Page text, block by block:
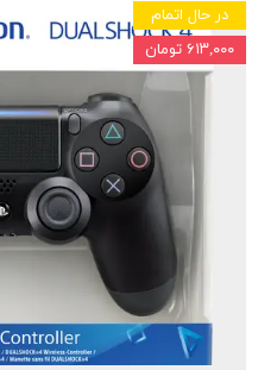
★★★★★
در حال اتمام
۶۱۳,۰۰۰ تومان